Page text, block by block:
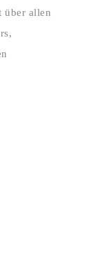
über allen